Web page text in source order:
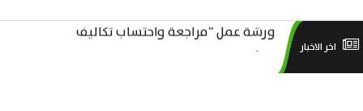
التقديم الالكترونى
اخر الاخبار
ورشة عمل “مراجعة واحتساب تكاليف
ورشة عمل : العمـــــل الحـــــر